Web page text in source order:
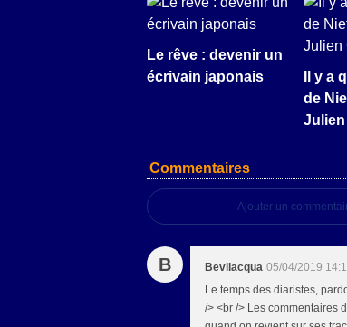
Le rêve : devenir un
écrivain japonais
Il y a
de
Julien
Commentaires
Ajouter un
B Bevilacqua 05/04/2019
Le temps des diaristes,
/> <br /> Les commentaires